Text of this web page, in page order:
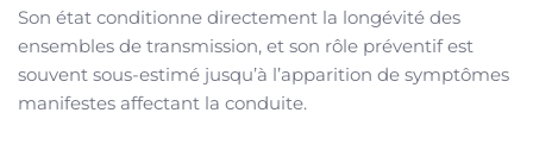
Son état conditionne directement la longévité des
ensembles de transmission, et son rôle préventif est
souvent sous-estimé jusqu’à l’apparition de symptômes
manifestes affectant la conduite.